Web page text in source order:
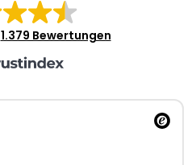
1.379 Bewertungen